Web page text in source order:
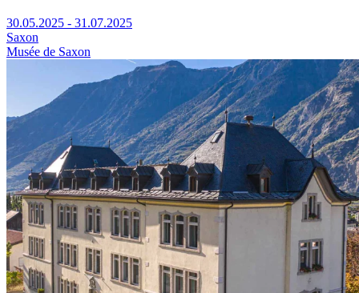
30.05.2025 - 31.07.2025
Saxon
Musée de Saxon